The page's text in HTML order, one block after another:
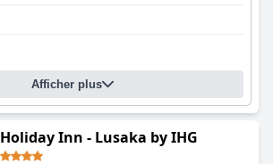
Afficher plus
Holiday Inn - Lusaka by IHG